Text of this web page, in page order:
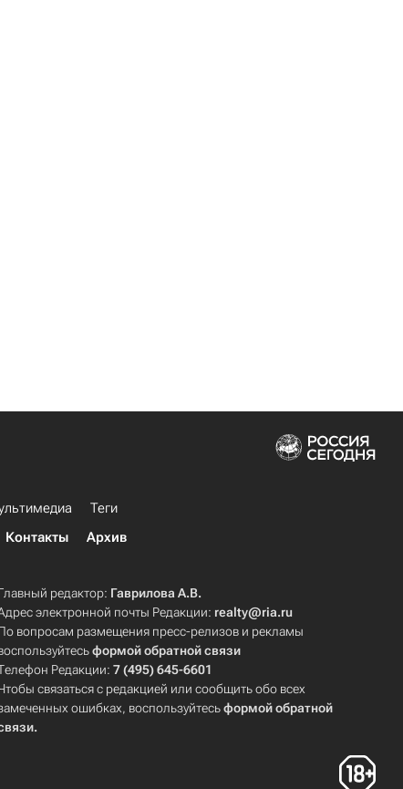
Теги
Контакты Архив
редактор: Гаврилова А.В.
электронной почты Редакции: realty@ria.ru
вопросам размещения пресс-релизов и рекламы
формой обратной связи
Редакции:7 (495) 645-6601
связаться с редакцией или сообщить обо всех
ошибках, воспользуйтесьформой обратной
.